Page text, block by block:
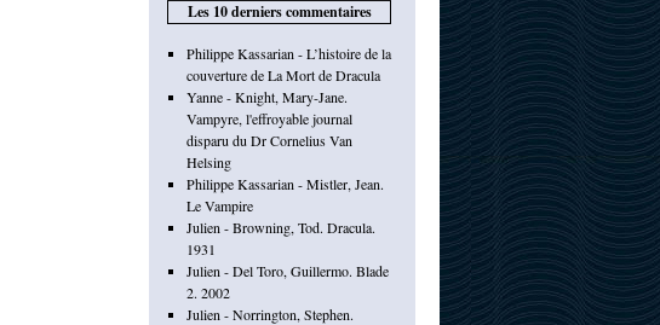
Les 10 derniers commentaires
Philippe Kassarian - L’histoire de la
couverture de La Mort de Dracula
Yanne - Knight, Mary-Jane.
Vampyre, l'effroyable journal
disparu du Dr Cornelius Van
Helsing
Philippe Kassarian - Mistler, Jean.
Le Vampire
Julien - Browning, Tod. Dracula.
1931
Julien - Del Toro, Guillermo. Blade
2. 2002
Julien - Norrington, Stephen.